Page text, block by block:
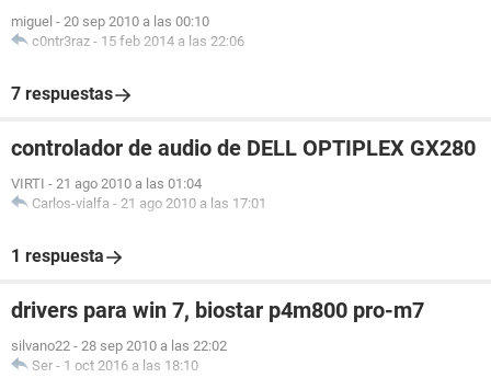
miguel - 20 sep 2010 a las 00:10
c0ntr3raz - 15 feb 2014 a las 22:06
7 respuestas
controlador de audio de DELL OPTIPLEX GX280
VIRTI - 21 ago 2010 a las 01:04
Carlos-vialfa - 21 ago 2010 a las 17:01
1 respuesta
drivers para win 7, biostar p4m800 pro-m7
silvano22 - 28 sep 2010 a las 22:02
Ser - 1 oct 2016 a las 18:10